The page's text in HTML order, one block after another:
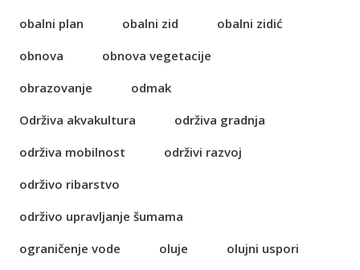
obalni plan
obalni zid
obalni zidić
obnova
obnova vegetacije
obrazovanje
odmak
Održiva akvakultura
održiva gradnja
održiva mobilnost
održivi razvoj
održivo ribarstvo
održivo upravljanje šumama
ograničenje vode
oluje
olujni uspori